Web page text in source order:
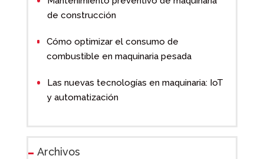
de construcción
Cómo optimizar el consumo de
combustible en maquinaria pesada
Las nuevas tecnologías en maquinaria: IoT
y automatización
Archivos